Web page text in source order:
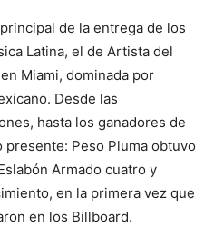
de la entrega de los
Latina, el de Artista del
Miami, dominada por
Desde las
hasta los ganadores de
Peso Pluma obtuvo
Armado cuatro y
en la primera vez que
en los Billboard.